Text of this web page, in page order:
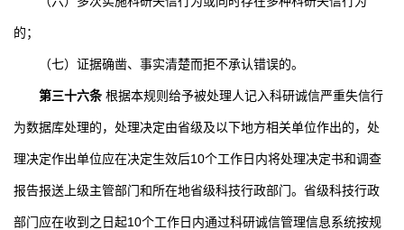
的；
（七）证据确凿、事实清楚而拒不承认错误的。
第三十六条 根据本规则给予被处理人记入科研诚信严重失信行
为数据库处理的，处理决定由省级及以下地方相关单位作出的，处
理决定作出单位应在决定生效后10个工作日内将处理决定书和调查
报告报送上级主管部门和所在地省级科技行政部门。省级科技行政
部门应在收到之日起10个工作日内通过科研诚信管理信息系统按规